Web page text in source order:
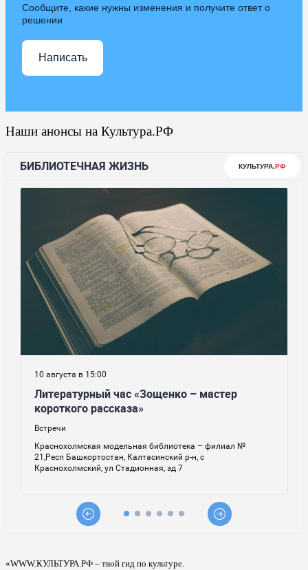
Сообщите, какие нужны изменения и получите ответ о
решении
Написать
Наши анонсы на Культура.РФ
«WWW.КУЛЬТУРА.РФ – твой гид по культуре.